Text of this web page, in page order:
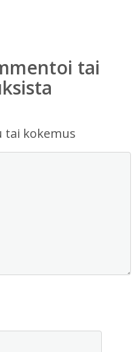
tai
tai kokemus